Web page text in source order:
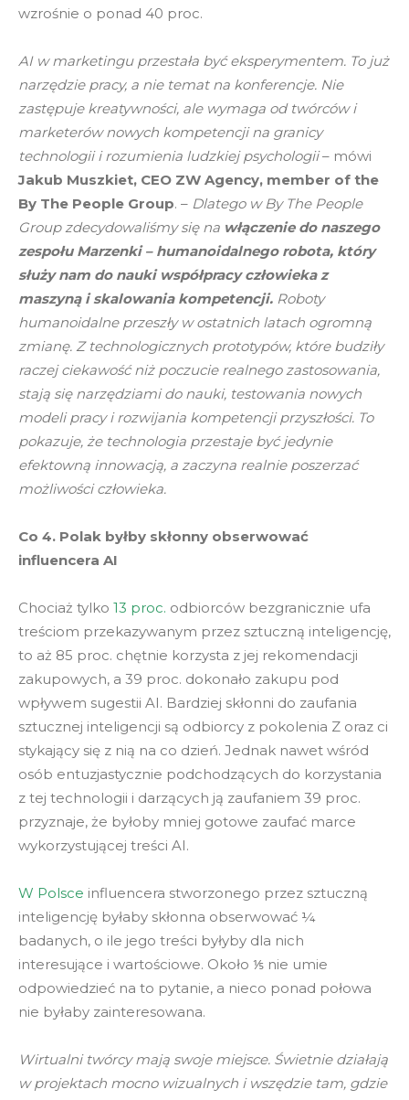
wzrośnie o ponad 40 proc.
AI w marketingu przestała być eksperymentem. To już
narzędzie pracy, a nie temat na konferencje. Nie
zastępuje kreatywności, ale wymaga od twórców i
marketerów nowych kompetencji na granicy
technologii i rozumienia ludzkiej psychologii– mówi
Jakub Muszkiet, CEO ZW Agency, member of the
By The People Group. – Dlatego w By The People
Group zdecydowaliśmy się na włączenie do naszego
zespołu Marzenki – humanoidalnego robota, który
służy nam do nauki współpracy człowieka z
maszyną i skalowania kompetencji. Roboty
humanoidalne przeszły w ostatnich latach ogromną
zmianę. Z technologicznych prototypów, które budziły
raczej ciekawość niż poczucie realnego zastosowania,
stają się narzędziami do nauki, testowania nowych
modeli pracy i rozwijania kompetencji przyszłości. To
pokazuje, że technologia przestaje być jedynie
efektowną innowacją, a zaczyna realnie poszerzać
możliwości człowieka.
Co 4. Polak byłby skłonny obserwować
influencera AI
Chociaż tylko 13 proc. odbiorców bezgranicznie ufa
treściom przekazywanym przez sztuczną inteligencję,
to aż 85 proc. chętnie korzysta z jej rekomendacji
zakupowych, a 39 proc. dokonało zakupu pod
wpływem sugestii AI. Bardziej skłonni do zaufania
sztucznej inteligencji są odbiorcy z pokolenia Z oraz ci
stykający się z nią na co dzień. Jednak nawet wśród
osób entuzjastycznie podchodzących do korzystania
z tej technologii i darzących ją zaufaniem 39 proc.
przyznaje, że byłoby mniej gotowe zaufać marce
wykorzystującej treści AI.
W Polsce influencera stworzonego przez sztuczną
inteligencję byłaby skłonna obserwować ¼
badanych, o ile jego treści byłyby dla nich
interesujące i wartościowe. Około ⅕ nie umie
odpowiedzieć na to pytanie, a nieco ponad połowa
nie byłaby zainteresowana.
Wirtualni twórcy mają swoje miejsce. Świetnie działają
w projektach mocno wizualnych i wszędzie tam, gdzie